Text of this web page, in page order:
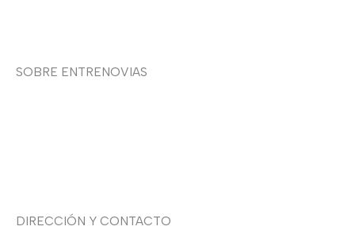
SOBRE ENTRENOVIAS
DIRECCIÓN Y CONTACTO